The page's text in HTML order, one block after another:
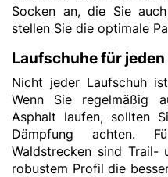
Socken an, die Sie
stellen Sie die optimale
Laufschuhe für
Nicht jeder Laufschuh
Wenn Sie regelmäßig
Asphalt laufen, sollten
Dämpfung achten.
Waldstrecken sind Trail-
robustem Profil die